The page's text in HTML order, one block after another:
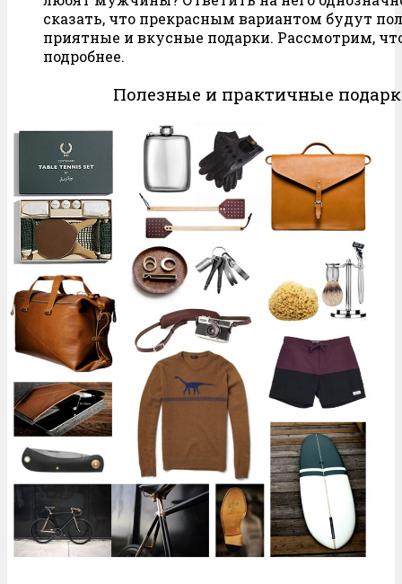
сказать, что прекрасным вариантом будут
приятные и вкусные подарки. Рассмотрим,
подробнее.
Полезные и практичные